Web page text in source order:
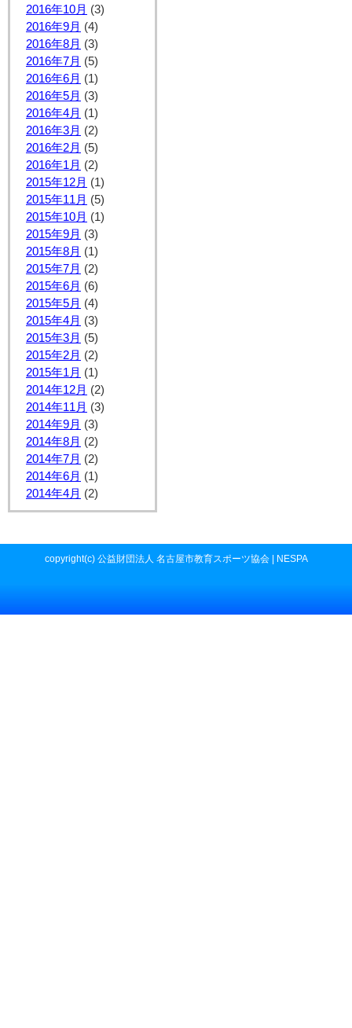
2016年10月 (3)
2016年9月 (4)
2016年8月 (3)
2016年7月 (5)
2016年6月 (1)
2016年5月 (3)
2016年4月 (1)
2016年3月 (2)
2016年2月 (5)
2016年1月 (2)
2015年12月 (1)
2015年11月 (5)
2015年10月 (1)
2015年9月 (3)
2015年8月 (1)
2015年7月 (2)
2015年6月 (6)
2015年5月 (4)
2015年4月 (3)
2015年3月 (5)
2015年2月 (2)
2015年1月 (1)
2014年12月 (2)
2014年11月 (3)
2014年9月 (3)
2014年8月 (2)
2014年7月 (2)
2014年6月 (1)
2014年4月 (2)
copyright(c) 公益財団法人 名古屋市教育スポーツ協会 | NESPA